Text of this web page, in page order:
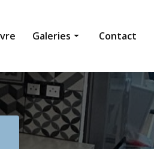
Galeries
Maçonnerie générale
Toiture
Gros œuvre
Contact